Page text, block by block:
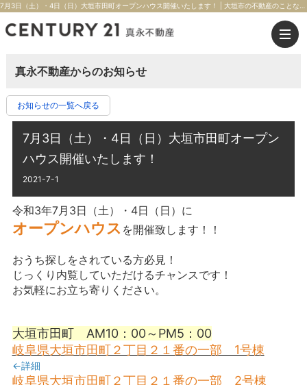
真永不動産からのお知らせ
お知らせの一覧へ戻る
7月3日（土）・4日（日）大垣市田町オープン
ハウス開催いたします！
2021-7-1
令和3年7月3日（土）・4日（日）に
オープンハウス を開催致します！！
おうち探しをされている方必見！
じっくり内覧していただけるチャンスです！
お気軽にお立ち寄りください。
大垣市田町 AM10：00～PM5：00
岐阜県大垣市田町２丁目２１番の一部 1号棟
←詳細
岐阜県大垣市田町２丁目２１番の一部 2号棟